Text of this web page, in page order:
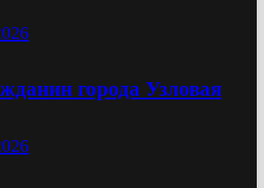
города Узловая